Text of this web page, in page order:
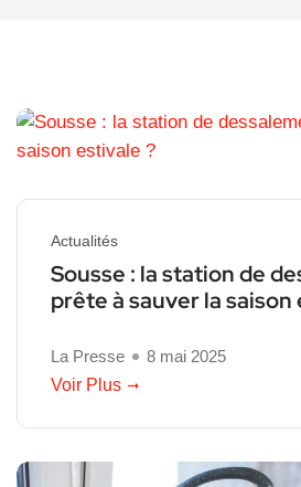
Actualités
Sousse : la station de
prête à sauver la saison
La Presse
8 mai 2025
Voir Plus